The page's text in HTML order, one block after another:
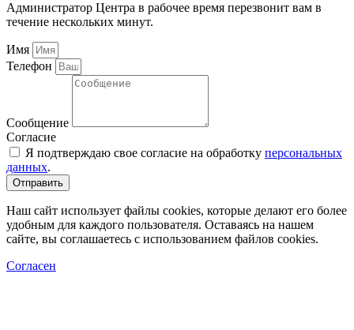
Администратор Центра в рабочее время перезвонит вам в
течение нескольких минут.
Имя
Телефон
Сообщение
Согласие
Я подтверждаю свое согласие на обработку персональных
данных.
Отправить
Наш сайт использует файлы cookies, которые делают его более
удобным для каждого пользователя. Оставаясь на нашем
сайте, вы соглашаетесь с использованием файлов cookies.
Согласен